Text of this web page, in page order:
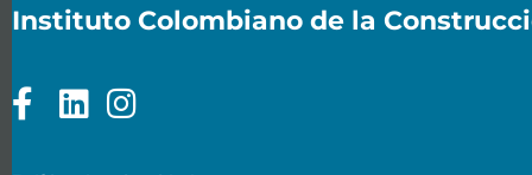
Instituto Colombiano de la